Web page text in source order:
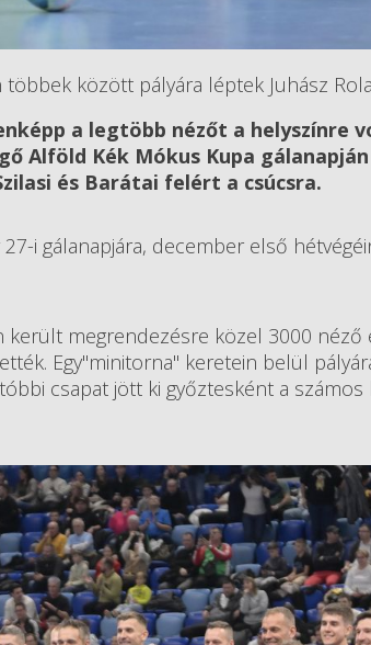
között pályára léptek Juhász
a legtöbb nézőt a helyszínre
Alföld Kék Mókus Kupa
és Barátai felért a csúcsra.
i gálanapjára, december első
került megrendezésre közel 3000 néző
Egy"minitorna" keretein belül
csapat jött ki győztesként a